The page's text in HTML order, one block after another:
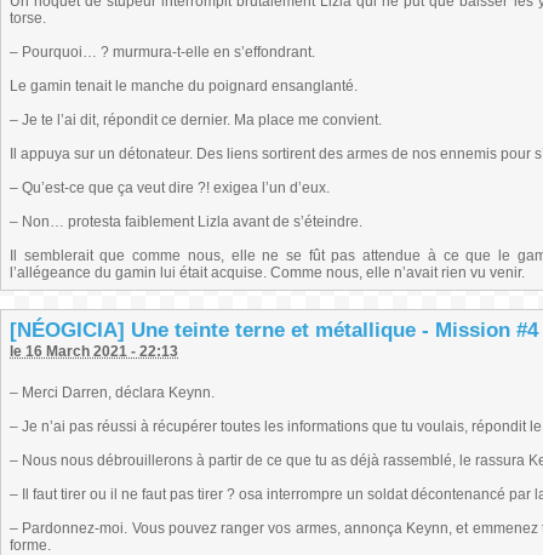
torse.
– Pourquoi… ? murmura-t-elle en s’effondrant.
Le gamin tenait le manche du poignard ensanglanté.
– Je te l’ai dit, répondit ce dernier. Ma place me convient.
Il appuya sur un détonateur. Des liens sortirent des armes de nos ennemis pour
– Qu’est-ce que ça veut dire ?! exigea l’un d’eux.
– Non… protesta faiblement Lizla avant de s’éteindre.
Il semblerait que comme nous, elle ne se fût pas attendue à ce que le
l’allégeance du gamin lui était acquise. Comme nous, elle n’avait rien vu venir.
[NÉOGICIA] Une teinte terne et métallique - Mission
le 16 March 2021 - 22:13
– Merci Darren, déclara Keynn.
– Je n’ai pas réussi à récupérer toutes les informations que tu voulais, répondit
– Nous nous débrouillerons à partir de ce que tu as déjà rassemblé, le rassura
– Il faut tirer ou il ne faut pas tirer ? osa interrompre un soldat décontenancé par
– Pardonnez-moi. Vous pouvez ranger vos armes, annonça Keynn, et
forme.